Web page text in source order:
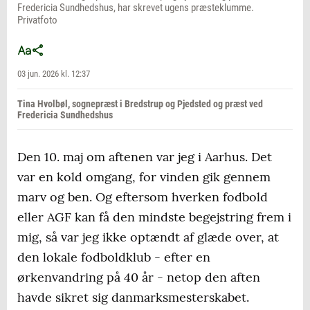
Fredericia Sundhedshus, har skrevet ugens præsteklumme.
Privatfoto
03 jun. 2026 kl. 12:37
Tina Hvolbøl, sognepræst i Bredstrup og Pjedsted og præst ved
Fredericia Sundhedshus
Den 10. maj om aftenen var jeg i Aarhus. Det
var en kold omgang, for vinden gik gennem
marv og ben. Og eftersom hverken fodbold
eller AGF kan få den mindste begejstring frem i
mig, så var jeg ikke optændt af glæde over, at
den lokale fodboldklub - efter en
ørkenvandring på 40 år - netop den aften
havde sikret sig danmarksmesterskabet.